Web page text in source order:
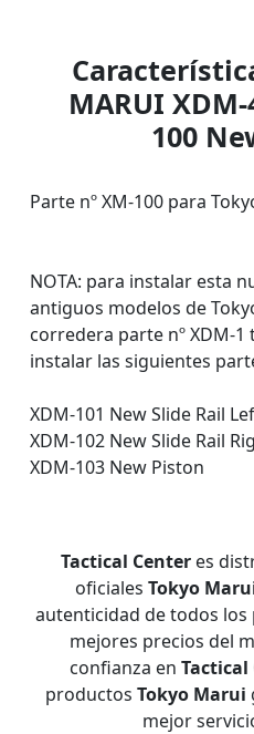
MARUI
100
Parte nº XM-100 para
NOTA: para instalar esta
antiguos modelos de
corredera parte nº XDM-
instalar las siguientes
XDM-101 New Slide Rail
XDM-102 New Slide Rail
XDM-103 New Piston
Tactical Centeres
oficiales Tokyo
autenticidad de todos
mejores precios del
confianza en Tactical
productos Tokyo Marui
mejor